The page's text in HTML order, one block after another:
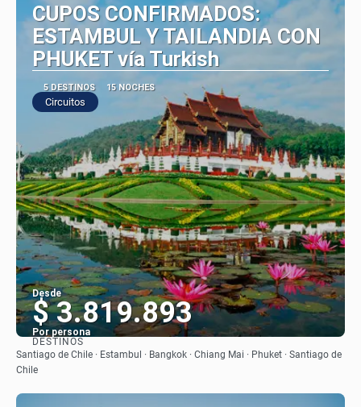
CUPOS CONFIRMADOS:
ESTAMBUL Y TAILANDIA CON
PHUKET vía Turkish
5 DESTINOS 15 NOCHES
Circuitos
Desde
$ 3.819.893
Por persona
Ver
DESTINOS
Santiago de Chile · Estambul · Bangkok · Chiang Mai · Phuket · Santiago de
Chile